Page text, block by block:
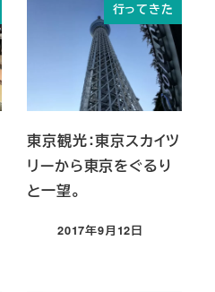
行ってきた
東京観光：東京スカイツ
リーから東京をぐるり
と一望。
投稿日
2017年9月12日